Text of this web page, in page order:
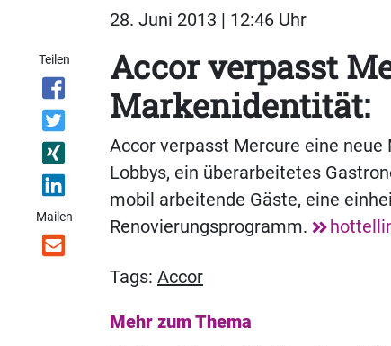
28. Juni 2013 | 12:46 Uhr
Teilen
Mailen
Accor verpasst
Markenidentität:
Accor verpasst Mercure eine
Lobbys, ein überarbeitetes
mobil arbeitende Gäste, eine
Renovierungsprogramm.
Tags: Accor
Mehr zum Thema